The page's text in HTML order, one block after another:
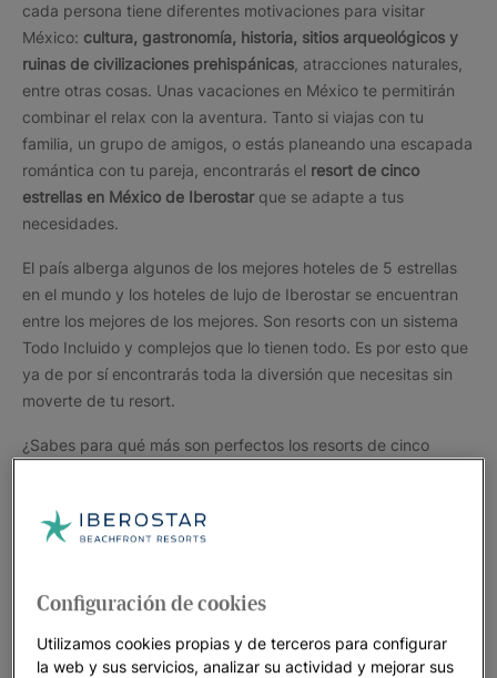
cada persona tiene diferentes motivaciones para visitar
México: cultura, gastronomía, historia, sitios arqueológicos y
ruinas de civilizaciones prehispánicas , atracciones naturales,
entre otras cosas. Unas vacaciones en México te permitirán
combinar el relax con la aventura. Tanto si viajas con tu
familia, un grupo de amigos, o estás planeando una escapada
romántica con tu pareja, encontrarás el resort de cinco
estrellas en México de Iberostar que se adapte a tus
necesidades.
El país alberga algunos de los mejores hoteles de 5 estrellas
en el mundo y los hoteles de lujo de Iberostar se encuentran
entre los mejores de los mejores. Son resorts con un sistema
Todo Incluido y complejos que lo tienen todo. Es por esto que
ya de por sí encontrarás toda la diversión que necesitas sin
moverte de tu resort.
¿Sabes para qué más son perfectos los resorts de cinco
A continuación, conocerás todas las ventajas de elegir los
todos los tratamientos especiales ofrecidos por nuestro
equipo, así como los
disposición.
Configuración de cookies
Utilizamos cookies propias y de terceros para configurar
la web y sus servicios, analizar su actividad y mejorar sus